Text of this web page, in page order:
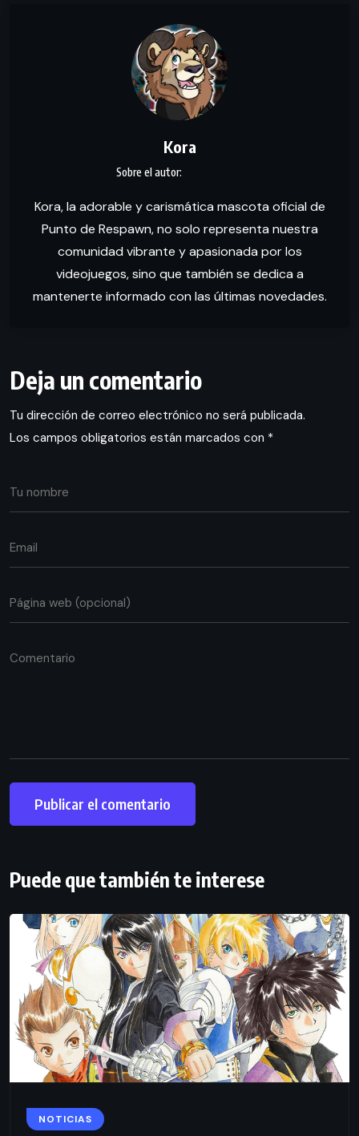
Kora
Kora, la adorable y carismática mascota oficial de
Punto de Respawn, no solo representa nuestra
comunidad vibrante y apasionada por los
videojuegos, sino que también se dedica a
mantenerte informado con las últimas novedades.
Deja un comentario
Tu dirección de correo electrónico no será publicada.
Los campos obligatorios están marcados con *
Puede que también te interese
NOTICIAS